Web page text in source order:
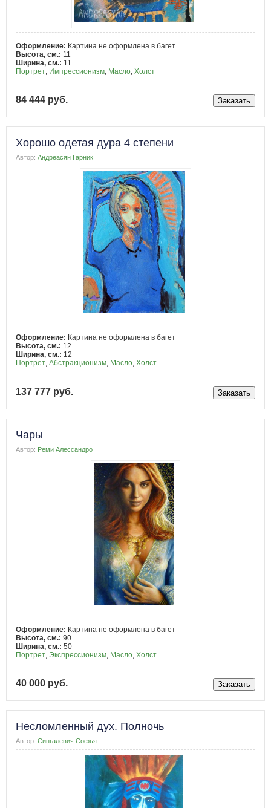
Оформление: Картина не оформлена в багет
Высота, см.: 11
Ширина, см.: 11
Портрет Импрессионизм Масло Холст
84 444 руб.
Хорошо одетая дура 4 степени
Автор: Андреасян Гарник
Оформление: Картина не оформлена в багет
Высота, см.: 12
Ширина, см.: 12
Портрет, Абстракционизм, Масло, Холст
137 777 руб.
Чары
Автор: Реми Алессандро
Оформление: Картина не оформлена в багет
Высота, см.: 90
Ширина, см.: 50
Портрет Экспрессионизм Масло Холст
40 000 руб.
Несломленный дух. Полночь
Автор: Сингалевич Софья